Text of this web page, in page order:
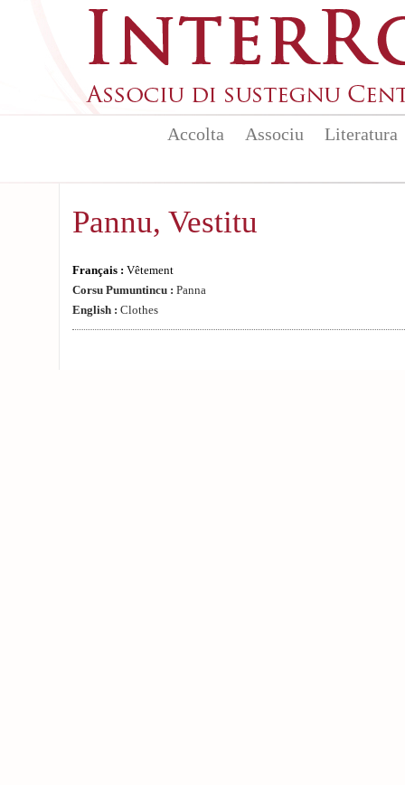
Accolta Associu Literatura
Pannu, Vestitu
Français : Vêtement
Corsu Pumuntincu : Panna
English : Clothes